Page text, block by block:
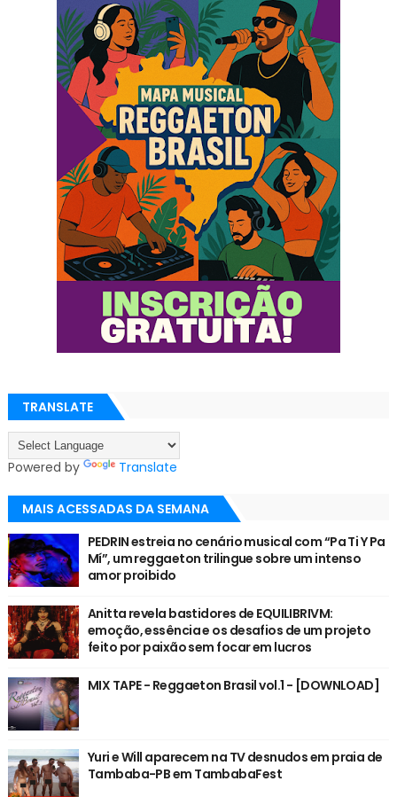
TRANSLATE
Powered by Translate
MAIS ACESSADAS DA SEMANA
PEDRIN estreia no cenário musical com “Pa Ti Y Pa
Mí”, um reggaeton trilingue sobre um intenso
amor proibido
Anitta revela bastidores de EQUILIBRIVM:
emoção, essência e os desafios de um projeto
feito por paixão sem focar em lucros
MIX TAPE - Reggaeton Brasil vol.1 - [DOWNLOAD]
Yuri e Will aparecem na TV desnudos em praia de
Tambaba-PB em TambabaFest